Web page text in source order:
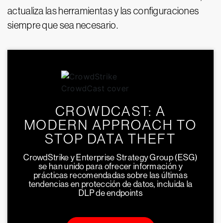
actualiza las herramientas y las configuraciones
siempre que sea necesario.
CROWDCAST: A
MODERN APPROACH TO
STOP DATA THEFT
CrowdStrike y Enterprise Strategy Group (ESG)
se han unido para ofrecer información y
prácticas recomendadas sobre las últimas
tendencias en protección de datos, incluida la
DLP de endpoints